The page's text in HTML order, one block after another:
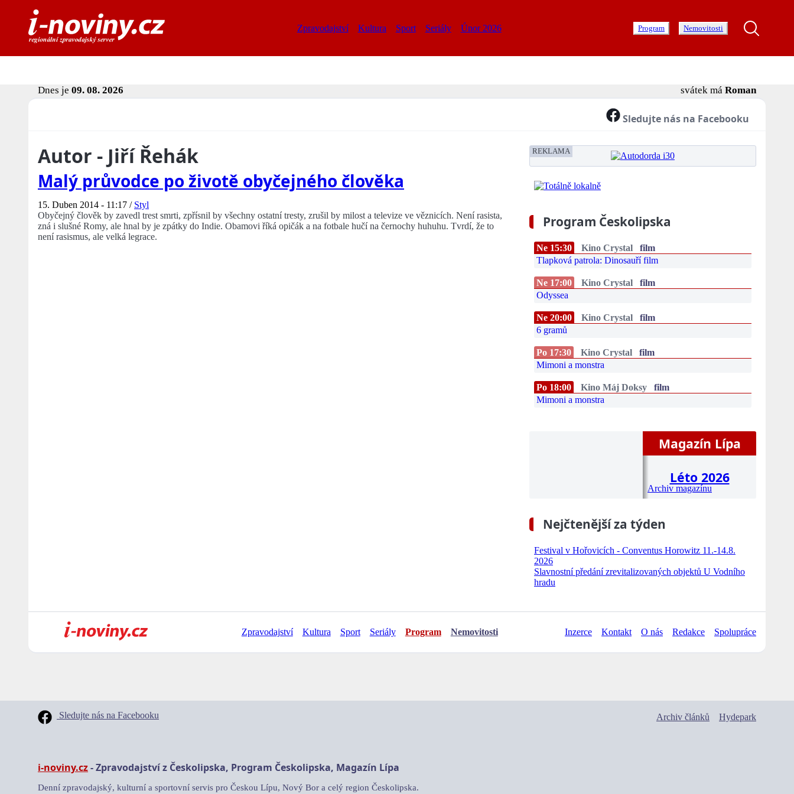
Zpravodajství Kultura Sport Seriály Únor 2026 Program Nemovitosti
Dnes je 09. 08. 2026 svátek má Roman
Sledujte nás na Facebooku
Autor - Jiří Řehák
Malý průvodce po životě obyčejného člověka
15. Duben 2014 - 11:17 / Styl
Obyčejný člověk by zavedl trest smrti, zpřísnil by všechny ostatní tresty, zrušil by milost a televize ve věznicích. Není rasista,
zná i slušné Romy, ale hnal by je zpátky do Indie. Obamovi říká opičák a na fotbale hučí na černochy huhuhu. Tvrdí, že to
není rasismus, ale velká legrace.
REKLAMA
Program Českolipska
Ne 15:30 Kino Crystal
film
Tlapková patrola: Dinosauří film
Ne 17:00 Kino Crystal
film
Odyssea
Ne 20:00 Kino Crystal
film
6 gramů
Po 17:30 Kino Crystal
film
Mimoni a monstra
Po 18:00 Kino Máj Doksy
film
Mimoni a monstra
Magazín Lípa
Léto 2026
Archiv magazínu
Nejčtenější za týden
Festival v Hořovicích - Conventus Horowitz 11.-14.8.
2026
Slavnostní předání zrevitalizovaných objektů U Vodního
hradu
Zpravodajství Kultura Sport Seriály Program Nemovitosti Inzerce Kontakt O nás Redakce Spolupráce
Sledujte nás na Facebooku Archiv článků Hydepark
i-noviny.cz- Zpravodajství z Českolipska, Program Českolipska, Magazín Lípa
Denní zpravodajský, kulturní a sportovní servis pro Českou Lípu, Nový Bor a celý region Českolipska.